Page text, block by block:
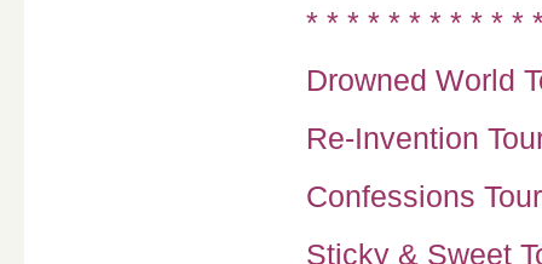
* * * * * * * * * * *
Drowned World
Re-Invention
Confessions
Sticky & Sweet